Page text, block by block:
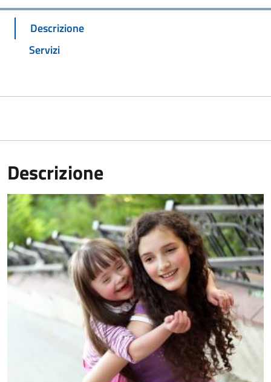
Descrizione
Servizi
Descrizione